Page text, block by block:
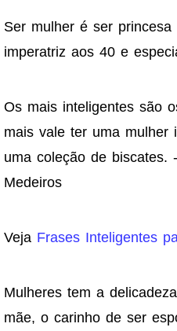
Ser mulher é ser
imperatriz aos 40 e
Os mais inteligentes são
mais vale ter uma mulher
uma coleção de biscates.
Medeiros
Veja Frases Inteligentes
Mulheres tem a
mãe, o carinho de ser